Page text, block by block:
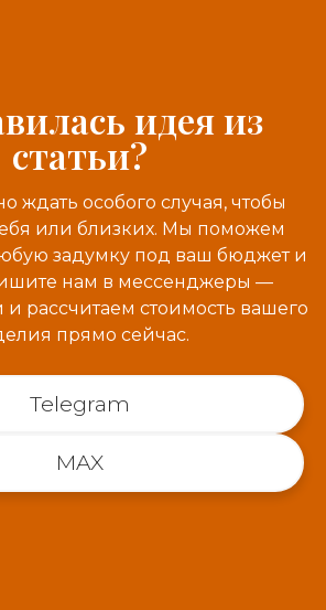
идея из
статьи?
ждать особого случая, чтобы
или близких. Мы поможем
задумку под ваш бюджет и
нам в мессенджеры —
рассчитаем стоимость вашего
прямо сейчас.
Telegram
MAX